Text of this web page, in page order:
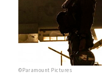
©Paramount Pictures